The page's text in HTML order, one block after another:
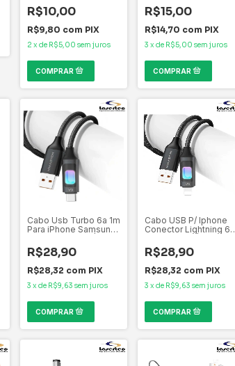
VAREJO
R$10,00
R$9,80 com PIX
2 x de R$5,00 sem juros
VAREJO
R$15,00
R$14,70 com PIX
3 x de R$5,00 sem juros
Cabo Usb Turbo 6a 1m
Para iPhone Samsung
HB18-3
R$28,90
R$28,32 com PIX
3 x de R$9,63 sem juros
Cabo USB P/ Iphone
Conector Lightning 6A
R$28,90
R$28,32 com PIX
3 x de R$9,63 sem juros